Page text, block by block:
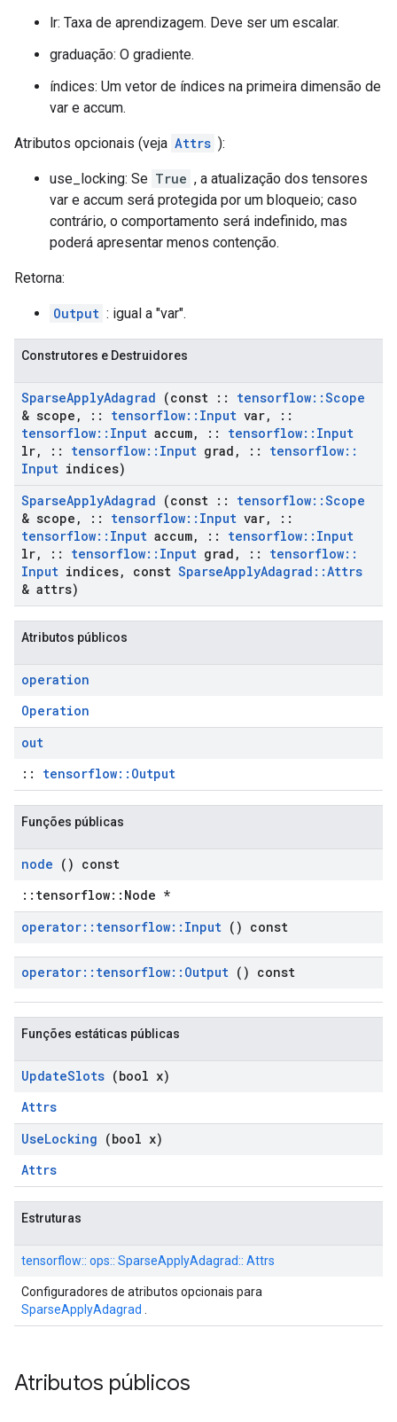
lr: Taxa de aprendizagem. Deve ser um escalar.
graduação: O gradiente.
índices: Um vetor de índices na primeira dimensão de
var e accum.
Atributos opcionais (veja Attrs ):
use_locking: Se True , a atualização dos tensores
var e accum será protegida por um bloqueio; caso
contrário, o comportamento será indefinido, mas
poderá apresentar menos contenção.
Retorna:
Output : igual a "var".
Construtores e Destruidores
SparseApplyAdagrad (const :: tensorflow::Scope
& scope , :: tensorflow:: Input var,
::
tensorflow:: Input accum, :: tensorflow:: Input
lr, :: tensorflow:: Input grad , :: tensorflow::
Input indices)
SparseApplyAdagrad (const :: tensorflow::Scope
& scope , :: tensorflow:: Input var,
::
tensorflow:: Input accum, :: tensorflow:: Input
lr, :: tensorflow:: Input grad , :: tensorflow::
Input indices, const SparseApplyAdagrad ::Attrs
& attrs)
Atributos públicos
operation
Operation
out
:: tensorflow::Output
Funções públicas
node () const
::tensorflow::Node *
operator:: tensorflow:: Input () const
operator:: tensorflow:: Output () const
Funções estáticas públicas
UpdateSlots (bool x)
Attrs
UseLocking (bool x)
Attrs
Estruturas
tensorflow:: ops:: SparseApplyAdagrad:: Attrs
Configuradores de atributos opcionais para
SparseApplyAdagrad
Atributos públicos